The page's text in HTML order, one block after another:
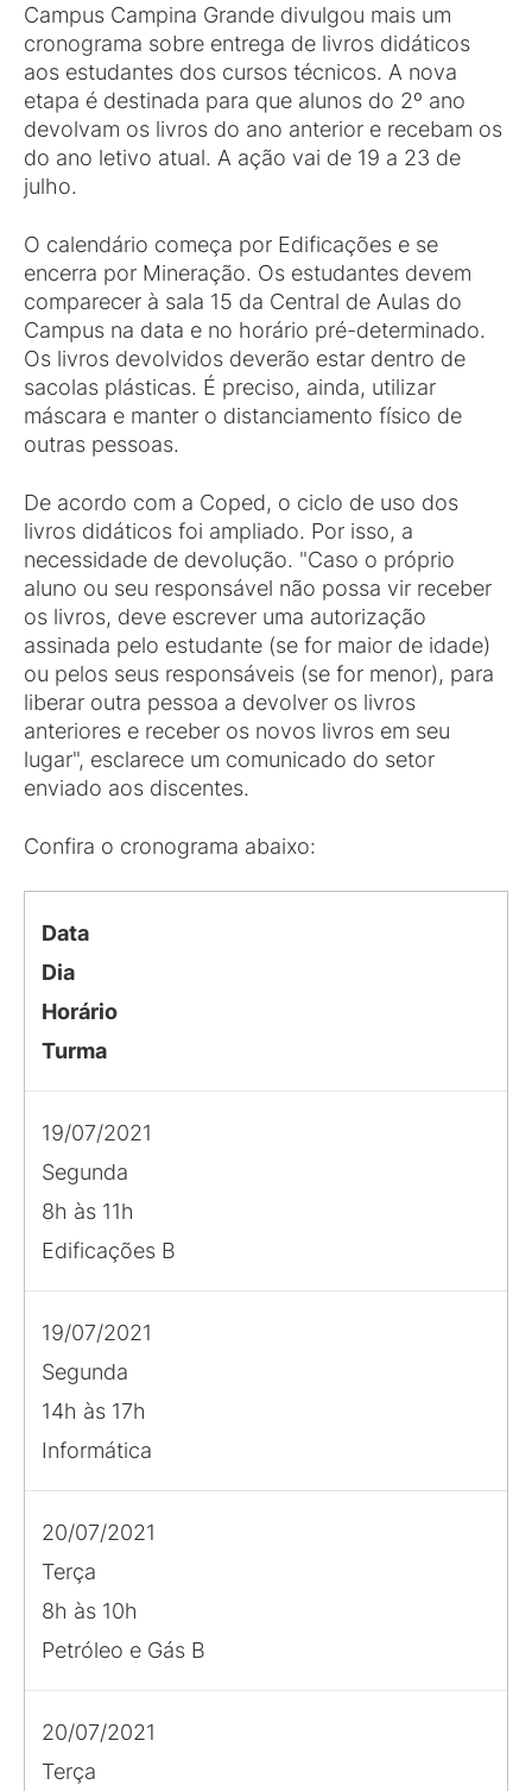
Campus Campina Grande divulgou mais um
cronograma sobre entrega de livros didáticos
aos estudantes dos cursos técnicos. A nova
etapa é destinada para que alunos do 2º ano
devolvam os livros do ano anterior e recebam os
do ano letivo atual. A ação vai de 19 a 23 de
julho.
O calendário começa por Edificações e se
encerra por Mineração. Os estudantes devem
comparecer à sala 15 da Central de Aulas do
Campus na data e no horário pré-determinado.
Os livros devolvidos deverão estar dentro de
sacolas plásticas. É preciso, ainda, utilizar
máscara e manter o distanciamento físico de
outras pessoas.
De acordo com a Coped, o ciclo de uso dos
livros didáticos foi ampliado. Por isso, a
necessidade de devolução. "Caso o próprio
aluno ou seu responsável não possa vir receber
os livros, deve escrever uma autorização
assinada pelo estudante (se for maior de idade)
ou pelos seus responsáveis (se for menor), para
liberar outra pessoa a devolver os livros
anteriores e receber os novos livros em seu
lugar", esclarece um comunicado do setor
enviado aos discentes.
Confira o cronograma abaixo:
Data
Dia
Horário
Turma
19/07/2021
Segunda
8h às 11h
Edificações B
19/07/2021
Segunda
14h às 17h
Informática
20/07/2021
Terça
8h às 10h
Petróleo e Gás B
20/07/2021
Terça